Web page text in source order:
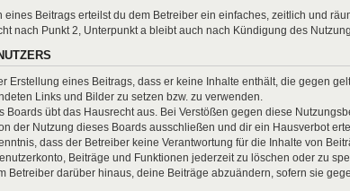
eines Beitrags erteilst du dem Betreiber ein einfaches, zeitlich und
nach Punkt 2, Unterpunkt a bleibt auch nach Kündigung des
Erstellung eines Beitrags, dass er keine Inhalte enthält, die gegen
Links und Bilder zu setzen bzw. zu verwenden.
Boards übt das Hausrecht aus. Bei Verstößen gegen diese
der Nutzung dieses Boards ausschließen und dir ein Hausverbot
dass der Betreiber keine Verantwortung für die Inhalte von
Beiträge und Funktionen jederzeit zu löschen oder zu
Betreiber darüber hinaus, deine Beiträge abzuändern, sofern sie